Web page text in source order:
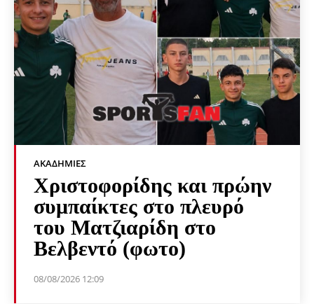
ΑΚΑΔΗΜΊΕΣ
Χριστοφορίδης και πρώην
συμπαίκτες στο πλευρό
του Ματζιαρίδη στο
Βελβεντό (φωτο)
08/08/2026 12:09